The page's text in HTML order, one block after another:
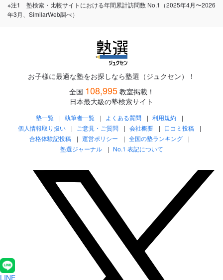
※注1 塾検索・比較サイトにおける年間累計訪問数 No.1（2025年4月〜2026
年3月、SimilarWeb調べ）
お子様に最適な塾をお探しなら塾選（ジュクセン）！
全国 108,995 教室掲載！
日本最大級の塾検索サイト
塾一覧 執筆者一覧 よくある質問
利用規約
個人情報取り扱い
ご意見・ご質問 会社概要
口コミ投稿
合格体験記投稿
運営ポリシー
全国の塾ランキング
塾選ジャーナル
No.1 表記について
LINE